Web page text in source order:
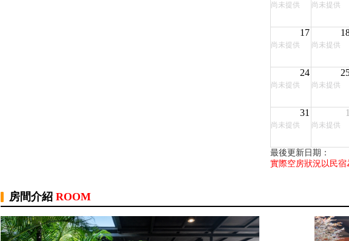
尚未提供 尚未提供
17
尚未提供 尚未提供
24
尚未提供 尚未提供
31
尚未提供
1
尚未提供
最後更新日期：
實際空房狀況以民宿
房間介紹 ROOM